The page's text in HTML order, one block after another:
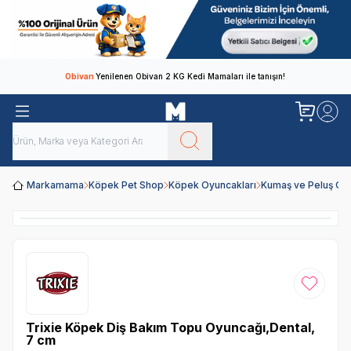
ObivanYenilenen Obivan 2 KG Kedi Mamaları ile tanışın!
Markamama Köpek Pet Shop Köpek Oyuncakları Kumaş ve Peluş
Favoriye
Trixie Köpek Diş Bakım Topu Oyuncağı,Dental,
7 cm